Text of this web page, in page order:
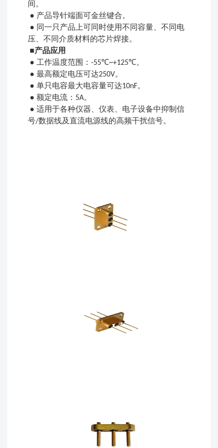
间。
● 产品导针端面可金丝键合。
● 同一只产品上可同时使用不同容量、不同电
压、不同介质材料的芯片焊接。
■产品应用
● 工作温度范围： -55℃~+125℃。
● 最高额定电压可达250V。
● 单只电容最大电容量可达10nF。
● 额定电流： 5A。
● 适用于各种仪器、仪表、电子设备中抑制信
号/数据线及直流电源线的高频干扰信号。